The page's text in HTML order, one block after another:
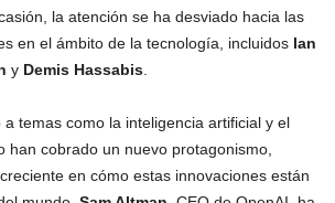
la atención se ha desviado hacia las
en el ámbito de la tecnología, incluidos Ian
y Demis Hassabis
temas como la inteligencia artificial y el
han cobrado un nuevo protagonismo,
en cómo estas innovaciones están